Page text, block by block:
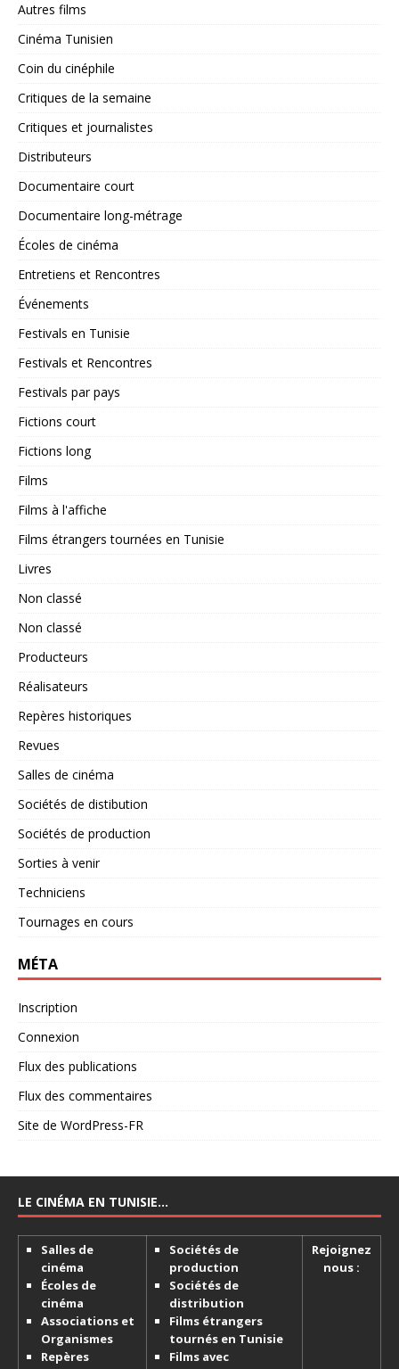
Autres films
Cinéma Tunisien
Coin du cinéphile
Critiques de la semaine
Critiques et journalistes
Distributeurs
Documentaire court
Documentaire long-métrage
Écoles de cinéma
Entretiens et Rencontres
Événements
Festivals en Tunisie
Festivals et Rencontres
Festivals par pays
Fictions court
Fictions long
Films
Films à l'affiche
Films étrangers tournées en Tunisie
Livres
Non classé
Non classé
Producteurs
Réalisateurs
Repères historiques
Revues
Salles de cinéma
Sociétés de distibution
Sociétés de production
Sorties à venir
Techniciens
Tournages en cours
MÉTA
Inscription
Connexion
Flux des publications
Flux des commentaires
Site de WordPress-FR
LE CINÉMA EN TUNISIE…
Salles de
cinéma
Écoles de
cinéma
Associations et
Organismes
Repères
Sociétés de
production
Sociétés de
distribution
Films étrangers
tournés en Tunisie
Films avec
Rejoignez
nous :